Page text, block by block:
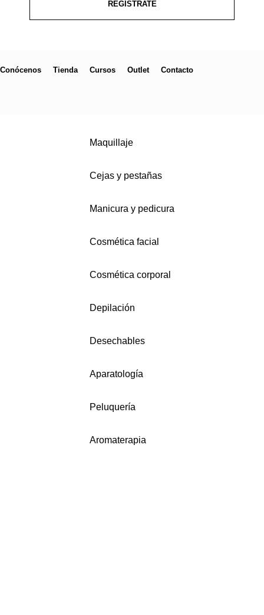
REGÍSTRATE
Conócenos Tienda Cursos Outlet Contacto
Maquillaje
Cejas y pestañas
Manicura y pedicura
Cosmética facial
Cosmética corporal
Depilación
Desechables
Aparatología
Peluquería
Aromaterapia